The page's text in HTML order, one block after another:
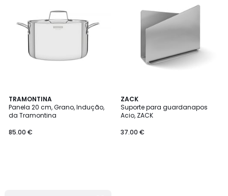
TRAMONTINA
Panela 20 cm, Grano, Indução,
da Tramontina
85.00 €
ZACK
Suporte para guardanapos
Acio, ZACK
37.00 €